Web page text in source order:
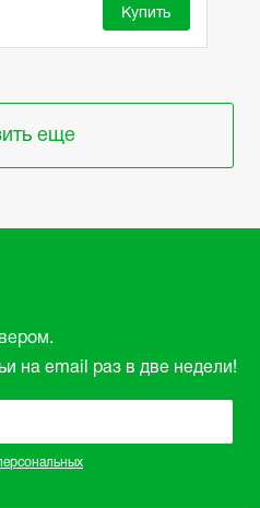
Купить
еще
на email раз в две недели!